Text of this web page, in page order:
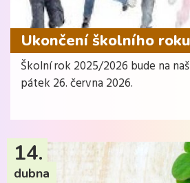
Ukončení školního
Školní rok 2025/2026 bude na
pátek 26. června 2026.
14.
dubna